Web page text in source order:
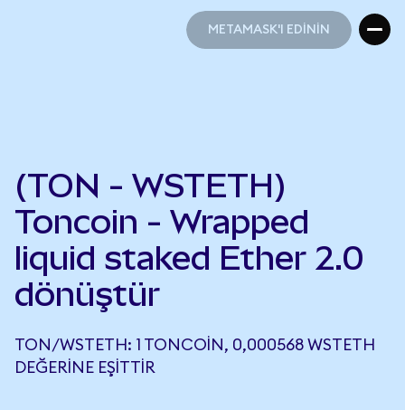
METAMASK'I EDİNİN
(TON - WSTETH)
Toncoin - Wrapped
liquid staked Ether 2.0
dönüştür
TON/WSTETH: 1 TONCOIN, 0,000568 WSTETH
DEĞERINE EŞITTIR